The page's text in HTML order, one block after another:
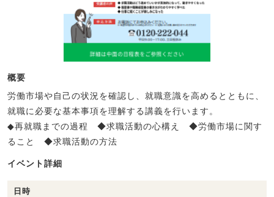
概要
労働市場や自己の状況を確認し、就職意識を高めるとともに、
就職に必要な基本事項を理解する講義を行います。
◆再就職までの過程 ◆求職活動の心構え ◆労働市場に関す
ること ◆求職活動の方法
イベント詳細
日時